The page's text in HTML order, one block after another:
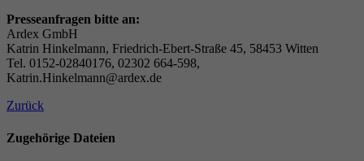
Presseanfragen bitte an:
Ardex GmbH
Katrin Hinkelmann, Friedrich-Ebert-Straße 45, 58453 Witten
Tel. 0152-02840176, 02302 664-598,
Katrin.Hinkelmann@ardex.de
Zurück
Zugehörige Dateien